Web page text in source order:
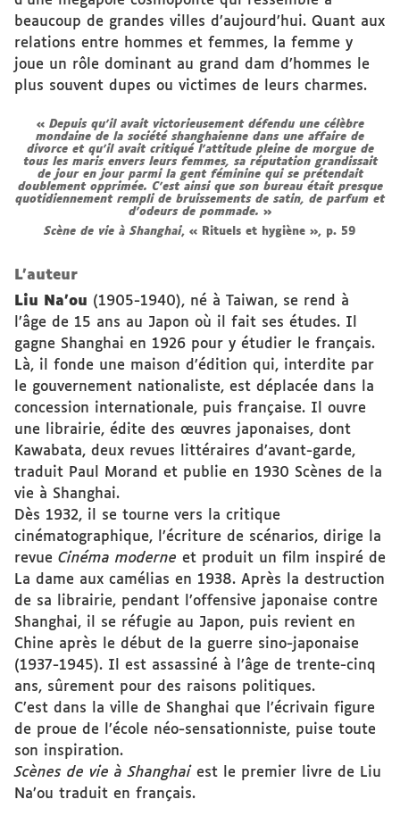
beaucoup de grandes villes d’aujourd’hui. Quant aux
relations entre hommes et femmes, la femme y
joue un rôle dominant au grand dam d’hommes le
plus souvent dupes ou victimes de leurs charmes.
Depuis qu’il avait victorieusement défendu une célèbre
mondaine de la société shanghaienne dans une affaire de
divorce et qu’il avait critiqué l’attitude pleine de morgue de
tous les maris envers leurs femmes, sa réputation grandissait
de jour en jour parmi la gent féminine qui se prétendait
doublement opprimée. C’est ainsi que son bureau était presque
quotidiennement rempli de bruissements de satin, de parfum et
d’odeurs de pommade.
Scène de vie à Shanghai, « Rituels et hygiène », p. 59
L'auteur
Liu Na’ou (1905-1940), né à Taiwan, se rend à
l’âge de 15 ans au Japon où il fait ses études. Il
gagne Shanghai en 1926 pour y étudier le français.
Là, il fonde une maison d’édition qui, interdite par
le gouvernement nationaliste, est déplacée dans la
concession internationale, puis française. Il ouvre
une librairie, édite des œuvres japonaises, dont
Kawabata, deux revues littéraires d’avant-garde,
traduit Paul Morand et publie en 1930 Scènes de la
vie à Shanghai.
Dès 1932, il se tourne vers la critique
cinématographique, l’écriture de scénarios, dirige la
revue Cinéma moderne et produit un film inspiré de
La dame aux camélias en 1938. Après la destruction
de sa librairie, pendant l’offensive japonaise contre
Shanghai, il se réfugie au Japon, puis revient en
Chine après le début de la guerre sino-japonaise
(1937-1945). Il est assassiné à l’âge de trente-cinq
ans, sûrement pour des raisons politiques.
C’est dans la ville de Shanghai que l’écrivain figure
de proue de l’école néo-sensationniste, puise toute
son inspiration.
Scènes de vie à Shanghai est le premier livre de Liu
Na’ou traduit en français.